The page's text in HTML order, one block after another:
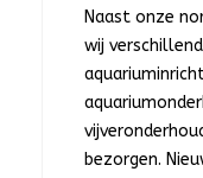
Naast onze
wij
bezorgen.